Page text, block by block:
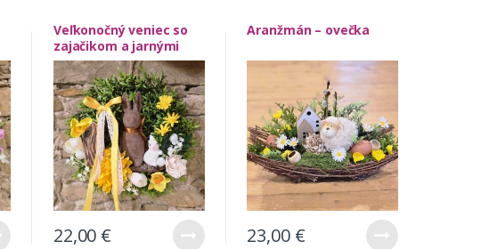
Veľkonočný veniec so
zajačikom a jarnými
kvetmi
22,00 €
Aranžmán – ovečka
23,00 €